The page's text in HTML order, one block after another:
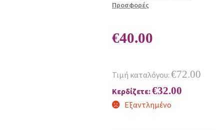
Προσφορές
€40.00
Τιμή καταλόγου: €72.00
Κερδίζετε:€32.00
Εξαντλημένο